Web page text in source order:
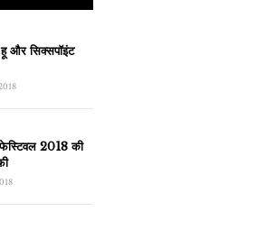
और सिक्सपॉइंट
2018 की